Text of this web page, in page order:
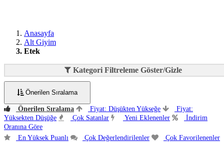
Anasayfa
Alt Giyim
Etek
Kategori Filtreleme Göster/Gizle
Önerilen Sıralama
Önerilen Sıralama Fiyat: Düşükten Yükseğe
Fiyat:
Yüksekten Düşüğe
Çok Satanlar Yeni Eklenenler
İndirim
Oranına Göre
En Yüksek Puanlı
Çok Değerlendirilenler
Çok Favorilenenler